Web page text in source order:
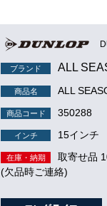
ブランド ALL
商品名 ALL
商品コード 350288
インチ 15インチ
在庫・納期
取寄せ品
(欠品時ご連絡)